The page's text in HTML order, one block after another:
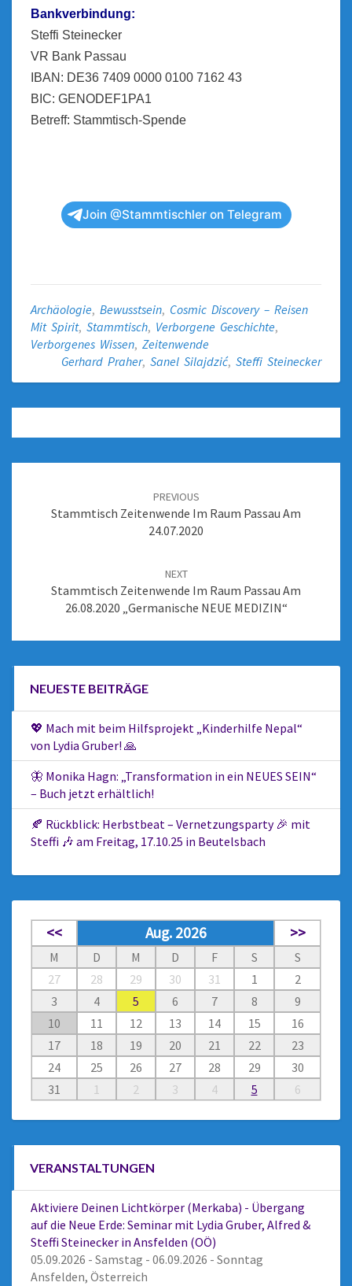
Bankverbindung:
Steffi Steinecker
VR Bank Passau
IBAN: DE36 7409 0000 0100 7162 43
BIC: GENODEF1PA1
Betreff: Stammtisch-Spende
Join @Stammtischler on Telegram
Archäologie, Bewusstsein, Cosmic Discovery – Reisen
Mit Spirit, Stammtisch, Verborgene Geschichte,
Verborgenes Wissen, Zeitenwende
Gerhard Praher, Sanel Silajdzić, Steffi Steinecker
PREVIOUS
Stammtisch Zeitenwende Im Raum Passau Am
24.07.2020
NEXT
Stammtisch Zeitenwende Im Raum Passau Am
26.08.2020 „Germanische NEUE MEDIZIN“
NEUESTE BEITRÄGE
💖 Mach mit beim Hilfsprojekt „Kinderhilfe Nepal“
von Lydia Gruber! 🙏
🦋 Monika Hagn: „Transformation in ein NEUES SEIN“
– Buch jetzt erhältlich!
🍂 Rückblick: Herbstbeat – Vernetzungsparty 🎉 mit
Steffi 🎶 am Freitag, 17.10.25 in Beutelsbach
<< Aug. 2026 >>
M D M D F S
S
27
28 29 30 31 1
2
3
4 5 6 7 8
9
10
11 12 13 14 15
16
17
18 19 20 21 22
23
24
25 26 27 28 29
30
31
1 2 3 4 5 6
VERANSTALTUNGEN
Aktiviere Deinen Lichtkörper (Merkaba) - Übergang
auf die Neue Erde: Seminar mit Lydia Gruber, Alfred &
Steffi Steinecker in Ansfelden (OÖ)
05.09.2026 - Samstag - 06.09.2026 - Sonntag
Ansfelden, Österreich